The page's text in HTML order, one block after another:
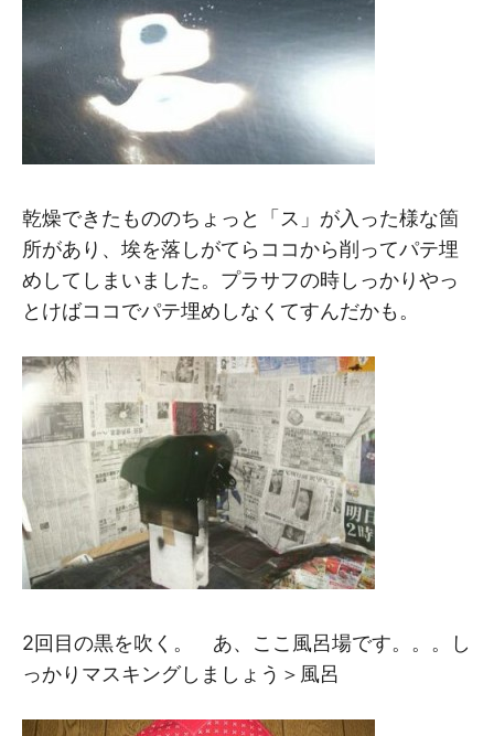
乾燥できたもののちょっと「ス」が入った様な箇
所があり、埃を落しがてらココから削ってパテ埋
めしてしまいました。プラサフの時しっかりやっ
とけばココでパテ埋めしなくてすんだかも。
2回目の黒を吹く。 あ、ここ風呂場です。。。し
っかりマスキングしましょう＞風呂